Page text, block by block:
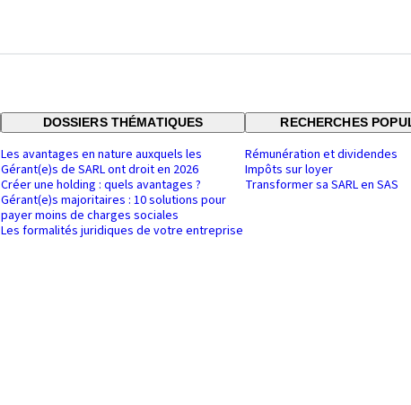
DOSSIERS THÉMATIQUES
Les avantages en nature auxquels les
Gérant(e)s de SARL ont droit en 2026
Créer une holding : quels avantages ?
Gérant(e)s majoritaires : 10 solutions pour
payer moins de charges sociales
Les formalités juridiques de votre entreprise
RECHERCHES
Rémunération et dividendes
Impôts sur loyer
Transformer sa SARL en SAS